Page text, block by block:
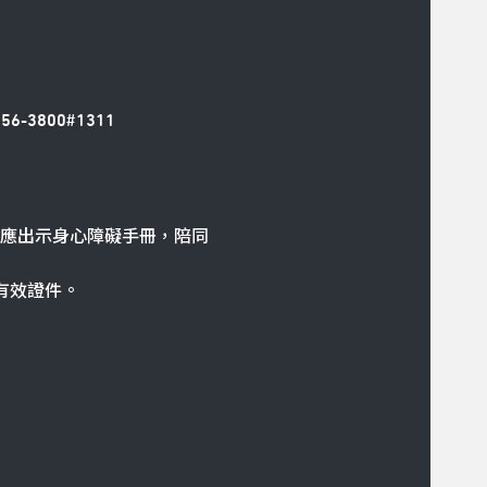
3800#1311
出示身心障礙手冊，陪同
效證件。